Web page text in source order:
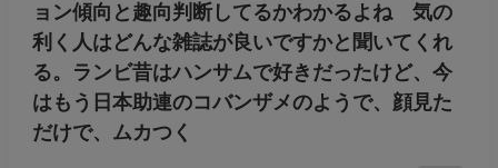
ョン傾向と趣向判断してるかわかるよね 気の
利く人はどんな雑誌が良いですかと聞いてくれ
る。ランビ昔はハンサムで好きだったけど、今
はもう日本助連のコバンザメのようで、顔見た
だけで、ムカつく